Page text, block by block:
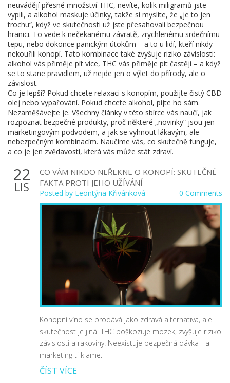
neuvádějí přesné množství THC, nevíte, kolik miligramů jste
vypili, a alkohol maskuje účinky, takže si myslíte, že „je to jen
trochu“, když ve skutečnosti už jste přesahovali bezpečnou
hranici. To vede k nečekanému závratě, zrychlenému srdečnímu
tepu, nebo dokonce panickým útokům – a to u lidí, kteří nikdy
nekouřili konopí. Tato kombinace také zvyšuje riziko závislosti:
alkohol vás přiměje pít více, THC vás přiměje pít častěji – a když
se to stane pravidlem, už nejde jen o výlet do přírody, ale o
závislost.
Co je lepší? Pokud chcete relaxaci s konopím, použijte čistý CBD
olej nebo vypařování. Pokud chcete alkohol, pijte ho sám.
Nezaměšávejte je. Všechny články v této sbírce vás naučí, jak
rozpoznat bezpečné produkty, proč některé „novinky“ jsou jen
marketingovým podvodem, a jak se vyhnout lákavým, ale
nebezpečným kombinacím. Naučíme vás, co skutečně funguje,
a co je jen zvědavostí, která vás může stát zdraví.
22
LIS
CO VÁM NIKDO NEŘEKNE O KONOPÍ: SKUTEČNÉ
FAKTA PROTI JEHO UŽÍVÁNÍ
Posted by Leontýna Křivánková 0 Comments
Konopní víno se prodává jako zdravá alternativa, ale
skutečnost je jiná. THC poškozuje mozek, zvyšuje riziko
závislosti a rakoviny. Neexistuje bezpečná dávka - a
marketing ti klame.
ČÍST VÍCE